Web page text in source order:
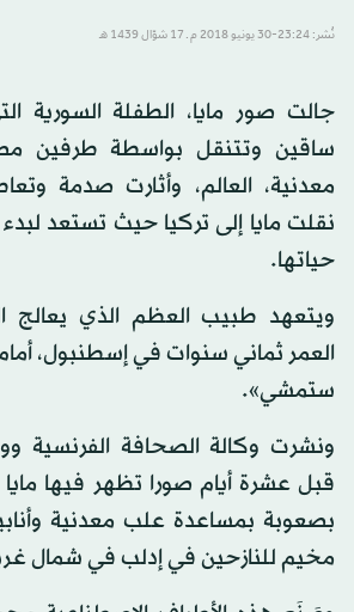
نُشر: 23:24-30 يونيو 2018 م ـ 17 شوّال 1439 هـ
جالت صور مايا، الطفلة السورية
ساقين وتتنقل بواسطة طرفين
معدنية، العالم، وأثارت صدمة
نقلت مايا إلى تركيا حيث تستعد
حياتها.
ويتعهد طبيب العظم الذي يعالج
العمر ثماني سنوات في إسطنبول، أمام
ستمشي».
ونشرت وكالة الصحافة الفرنسية
قبل عشرة أيام صورا تظهر فيها
بصعوبة بمساعدة علب معدنية
مخيم للنازحين في إدلب في شمال